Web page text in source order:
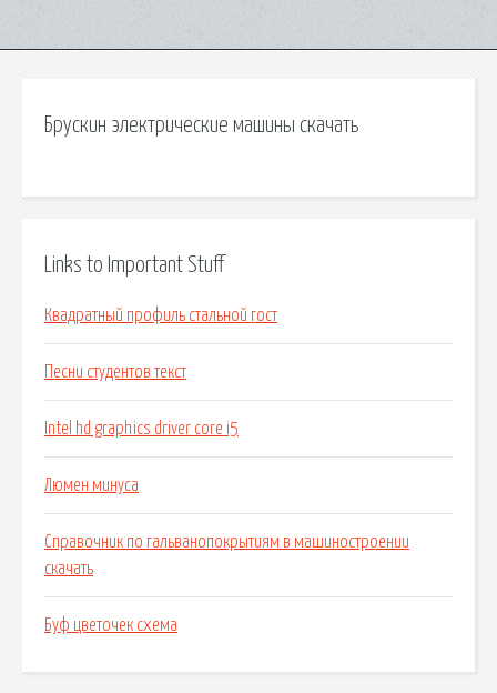
Брускин электрические машины скачать
Links to Important Stuff
Квадратный профиль стальной гост
Песни студентов текст
Intel hd graphics driver core i5
Люмен минуса
Справочник по гальванопокрытиям в машиностроении
скачать
Буф цветочек схема